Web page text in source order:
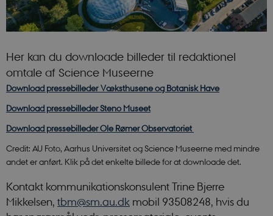
Her kan du downloade billeder til redaktionel
omtale af Science Museerne
Download pressebilleder Væksthusene og Botanisk Have
Download pressebilleder Steno Museet
Download pressebilleder Ole Rømer Observatoriet
Credit: AU Foto, Aarhus Universitet og Science Museerne med mindre
andet er anført. Klik på det enkelte billede for at downloade det.
Kontakt kommunikationskonsulent Trine Bjerre
Mikkelsen, tbm@sm.au.dk mobil 93508248, hvis du